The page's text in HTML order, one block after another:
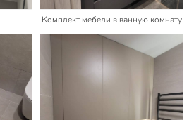
Комплект мебели в ванную комнату